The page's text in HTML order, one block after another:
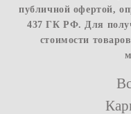
публичной офертой,
437 ГК РФ. Для
стоимости